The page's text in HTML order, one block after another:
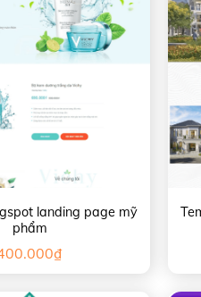
landing page mỹ
phẩm
₫